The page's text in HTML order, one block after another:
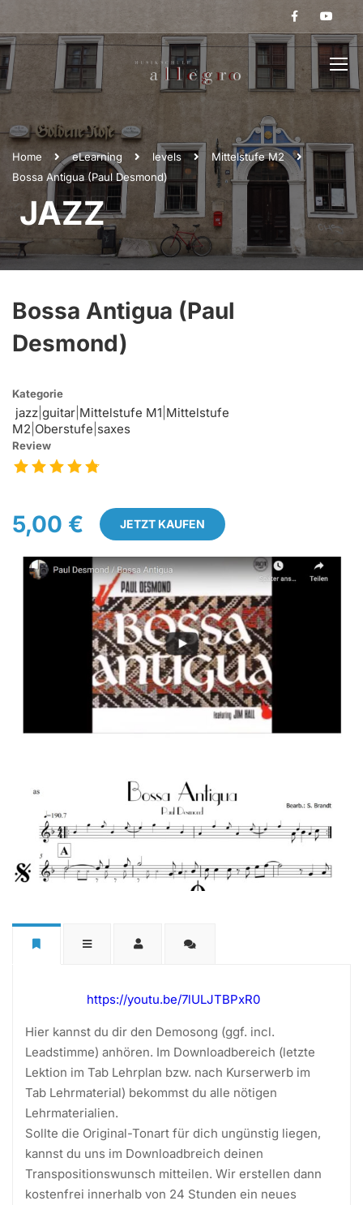
Home eLearning levels
Mittelstufe M2
Bossa Antigua (Paul Desmond)
JAZZ
Bossa Antigua (Paul
Desmond)
Kategorie
jazz guitar Mittelstufe M1 Mittelstufe
M2 Oberstufe saxes
Review
5,00 € JETZT KAUFEN
https://youtu.be/7lULJTBPxR0
Hier kannst du dir den Demosong (ggf. incl.
Leadstimme) anhören. Im Downloadbereich (letzte
Lektion im Tab Lehrplan bzw. nach Kurserwerb im
Tab Lehrmaterial) bekommst du alle nötigen
Lehrmaterialien.
Sollte die Original-Tonart für dich ungünstig liegen,
kannst du uns im Downloadbreich deinen
Transpositionswunsch mitteilen. Wir erstellen dann
kostenfrei innerhalb von 24 Stunden ein neues